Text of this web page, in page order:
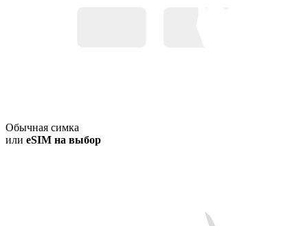
Обычная симка
или eSIM на выбор